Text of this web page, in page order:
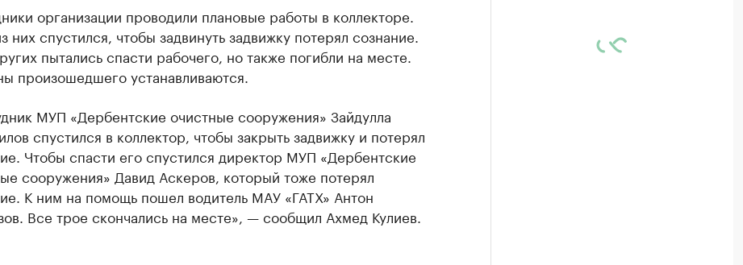
организации проводили плановые работы в коллекторе.
них спустился, чтобы задвинуть задвижку потерял сознание.
пытались спасти рабочего, но также погибли на месте.
произошедшего устанавливаются.
МУП «Дербентские очистные сооружения» Зайдулла
спустился в коллектор, чтобы закрыть задвижку и потерял
Чтобы спасти его спустился директор МУП «Дербентские
сооружения» Давид Аскеров, который тоже потерял
К ним на помощь пошел водитель МАУ «ГАТХ» Антон
Все трое скончались на месте», — сообщил Ахмед Кулиев.